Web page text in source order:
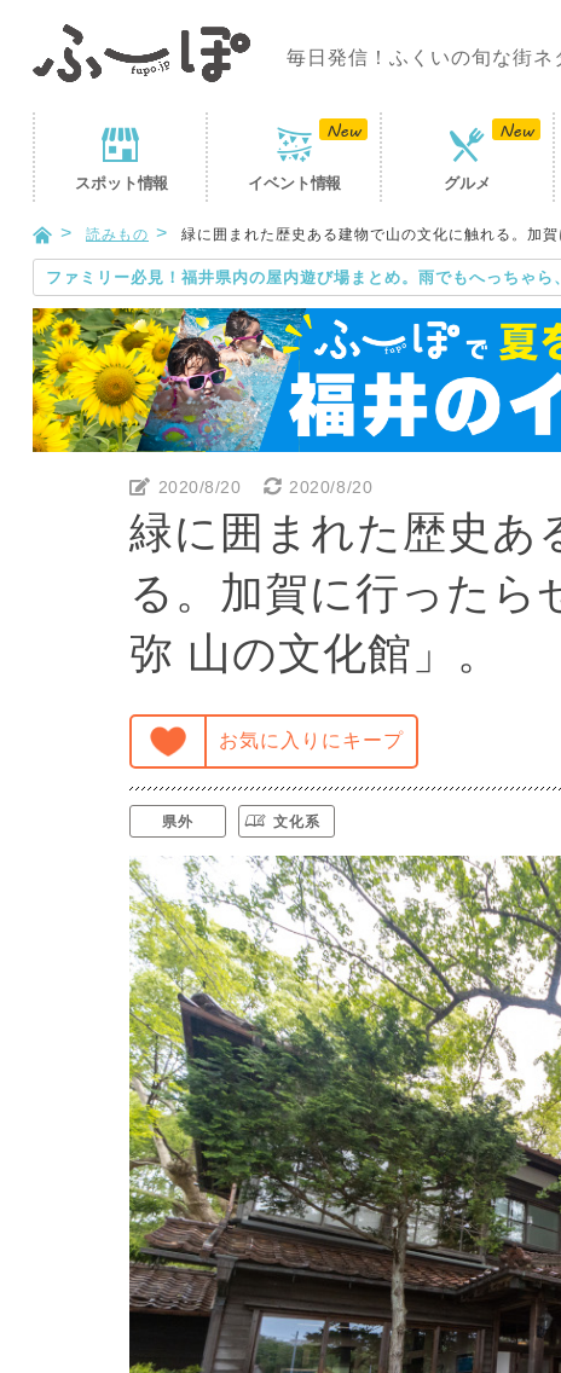
毎日発信！ふくいの旬な街
スポット情報 イベント情報 グルメ
読みもの 緑に囲まれた歴史ある建物で山の文化に触れる。加
ファミリー必見！福井県内の屋内遊び場まとめ。雨でもへっちゃら
2020/8/20 2020/8/20
緑に囲まれた歴史あ
る。加賀に行ったら
弥 山の文化館」。
お気に入りにキープ
県外 文化系